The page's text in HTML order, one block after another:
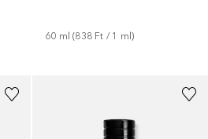
60 ml (838 Ft / 1 ml)